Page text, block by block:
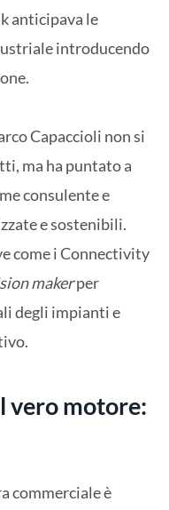
anticipava le
introducendo
Capaccioli non si
ma ha puntato a
consulente e
e sostenibili.
come i Connectivity
makerper
degli impianti e
vero motore:
commerciale è